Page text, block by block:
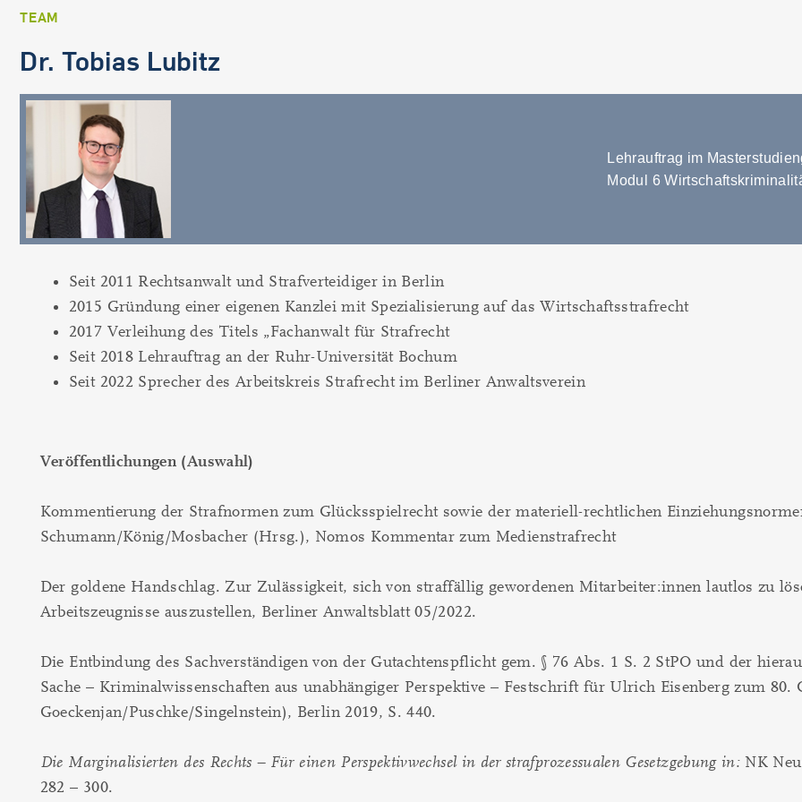
TEAM
Dr. Tobias Lubitz
Lehrauftrag im
Modul 6
Seit 2011 Rechtsanwalt und Strafverteidiger in Berlin
2015 Gründung einer eigenen Kanzlei mit Spezialisierung auf das Wirtschaftsstrafrecht
2017 Verleihung des Titels „Fachanwalt für Strafrecht
Seit 2018 Lehrauftrag an der Ruhr-Universität Bochum
Seit 2022 Sprecher des Arbeitskreis Strafrecht im Berliner Anwaltsverein
Veröffentlichungen (Auswahl)
Kommentierung der Strafnormen zum Glücksspielrecht sowie der materiell-rechtlichen
Schumann/König/Mosbacher (Hrsg.), Nomos Kommentar zum Medienstrafrecht
Der goldene Handschlag. Zur Zulässigkeit, sich von straffällig gewordenen Mitarbeiter:innen lautlos zu
Arbeitszeugnisse auszustellen, Berliner Anwaltsblatt 05/2022.
Die Entbindung des Sachverständigen von der Gutachtenspflicht gem. § 76 Abs. 1 S. 2 StPO und der
Sache – Kriminalwissenschaften aus unabhängiger Perspektive – Festschrift für Ulrich Eisenberg zum 80.
Goeckenjan/Puschke/Singelnstein), Berlin 2019, S. 440.
Die Marginalisierten des Rechts – Für einen Perspektivwechsel in der strafprozessualen Gesetzgebung in: NK
282 – 300.